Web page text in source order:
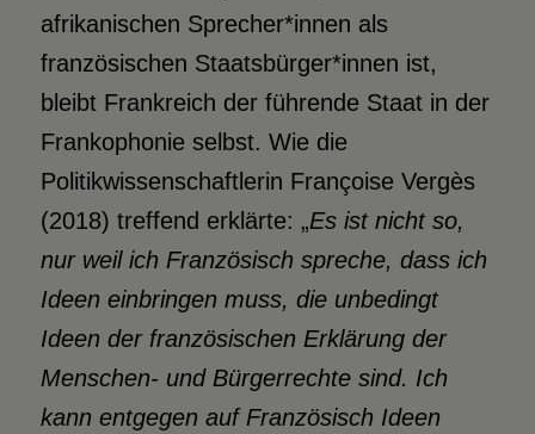
afrikanischen Sprecher*innen als
französischen Staatsbürger*innen ist,
bleibt Frankreich der führende Staat in der
Frankophonie selbst. Wie die
Politikwissenschaftlerin Françoise Vergès
(2018) treffend erklärte: „Es ist nicht so,
nur weil ich Französisch spreche, dass ich
Ideen einbringen muss, die unbedingt
Ideen der französischen Erklärung der
Menschen- und Bürgerrechte sind. Ich
kann entgegen aufFranzösisch Ideen